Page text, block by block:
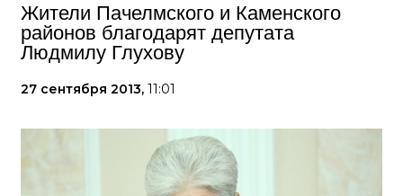
Жители Пачелмского и Каменского
районов благодарят депутата
Людмилу Глухову
27 сентября 2013, 11:01